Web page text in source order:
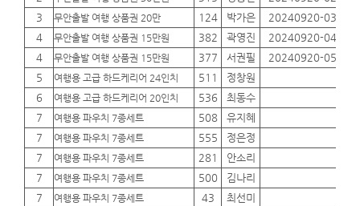
3
무안출발 여행 상품권 20만 124 박가은 20240920-03
4
무안출발 여행 상품권 15만원 382 곽영진 20240920-04
4
무안출발 여행 상품권 15만원 377 서권필 20240920-05
5
여행용 고급 하드케리어 24인치 511 정창원
6
여행용 고급 하드케리어 20인치 536 최동수
7
여행용 파우치 7종세트 508 유지혜
7
여행용 파우치 7종세트 555 정은정
7
여행용 파우치 7종세트 281 안소리
7
여행용 파우치 7종세트 500 김나리
7
여행용 파우치 7종세트 43 최선미